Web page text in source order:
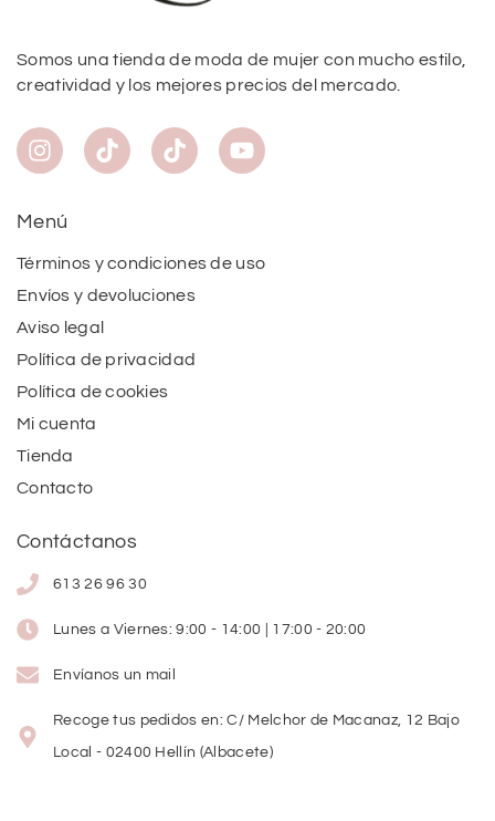
Somos una tienda de moda de mujer con mucho estilo,
creatividad y los mejores precios del mercado.
Menú
Términos y condiciones de uso
Envíos y devoluciones
Aviso legal
Política de privacidad
Política de cookies
Mi cuenta
Tienda
Contacto
Contáctanos
613 26 96 30
Lunes a Viernes: 9:00 - 14:00 | 17:00 - 20:00
Envíanos un mail
Recoge tus pedidos en: C/ Melchor de Macanaz, 12 Bajo
Local - 02400 Hellín (Albacete)